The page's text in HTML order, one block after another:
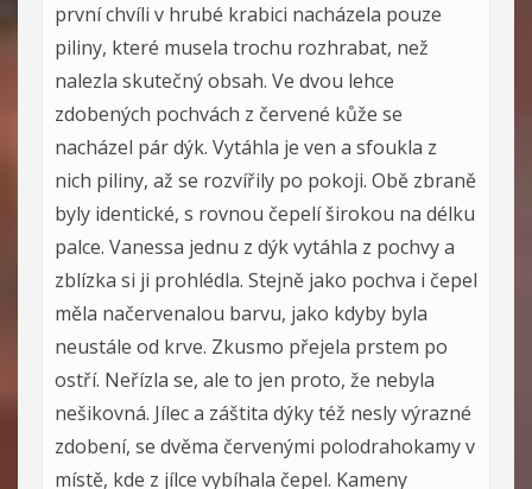
první chvíli v hrubé krabici nacházela pouze
piliny, které musela trochu rozhrabat, než
nalezla skutečný obsah. Ve dvou lehce
zdobených pochvách z červené kůže se
nacházel pár dýk. Vytáhla je ven a sfoukla z
nich piliny, až se rozvířily po pokoji. Obě zbraně
byly identické, s rovnou čepelí širokou na délku
palce. Vanessa jednu z dýk vytáhla z pochvy a
zblízka si ji prohlédla. Stejně jako pochva i čepel
měla načervenalou barvu, jako kdyby byla
neustále od krve. Zkusmo přejela prstem po
ostří. Neřízla se, ale to jen proto, že nebyla
nešikovná. Jílec a záštita dýky též nesly výrazné
zdobení, se dvěma červenými polodrahokamy v
místě, kde z jílce vybíhala čepel. Kameny